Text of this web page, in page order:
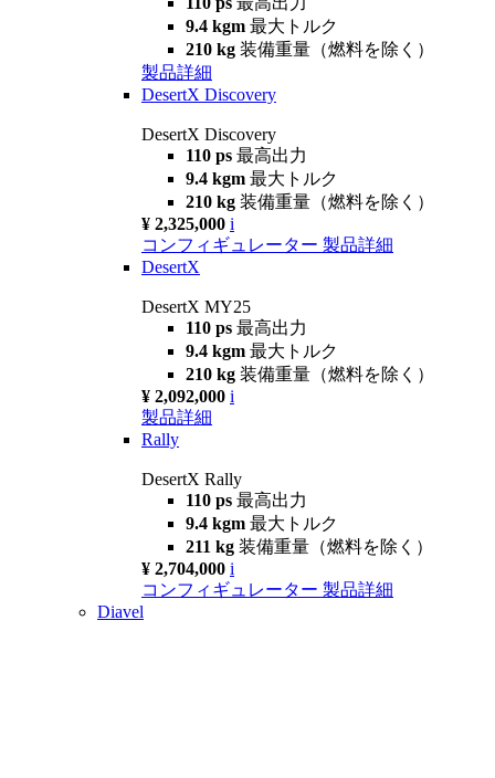
9.4 kgm 最大トルク
210 kg 装備重量（燃料を除く）
製品詳細
DesertX Discovery
DesertX Discovery
110 ps 最高出力
9.4 kgm 最大トルク
210 kg 装備重量（燃料を除く）
¥ 2,325,000 i
コンフィギュレーター 製品詳細
DesertX
DesertX MY25
110 ps 最高出力
9.4 kgm 最大トルク
210 kg 装備重量（燃料を除く）
¥ 2,092,000 i
製品詳細
Rally
DesertX Rally
110 ps 最高出力
9.4 kgm 最大トルク
211 kg 装備重量（燃料を除く）
¥ 2,704,000 i
コンフィギュレーター 製品詳細
Diavel